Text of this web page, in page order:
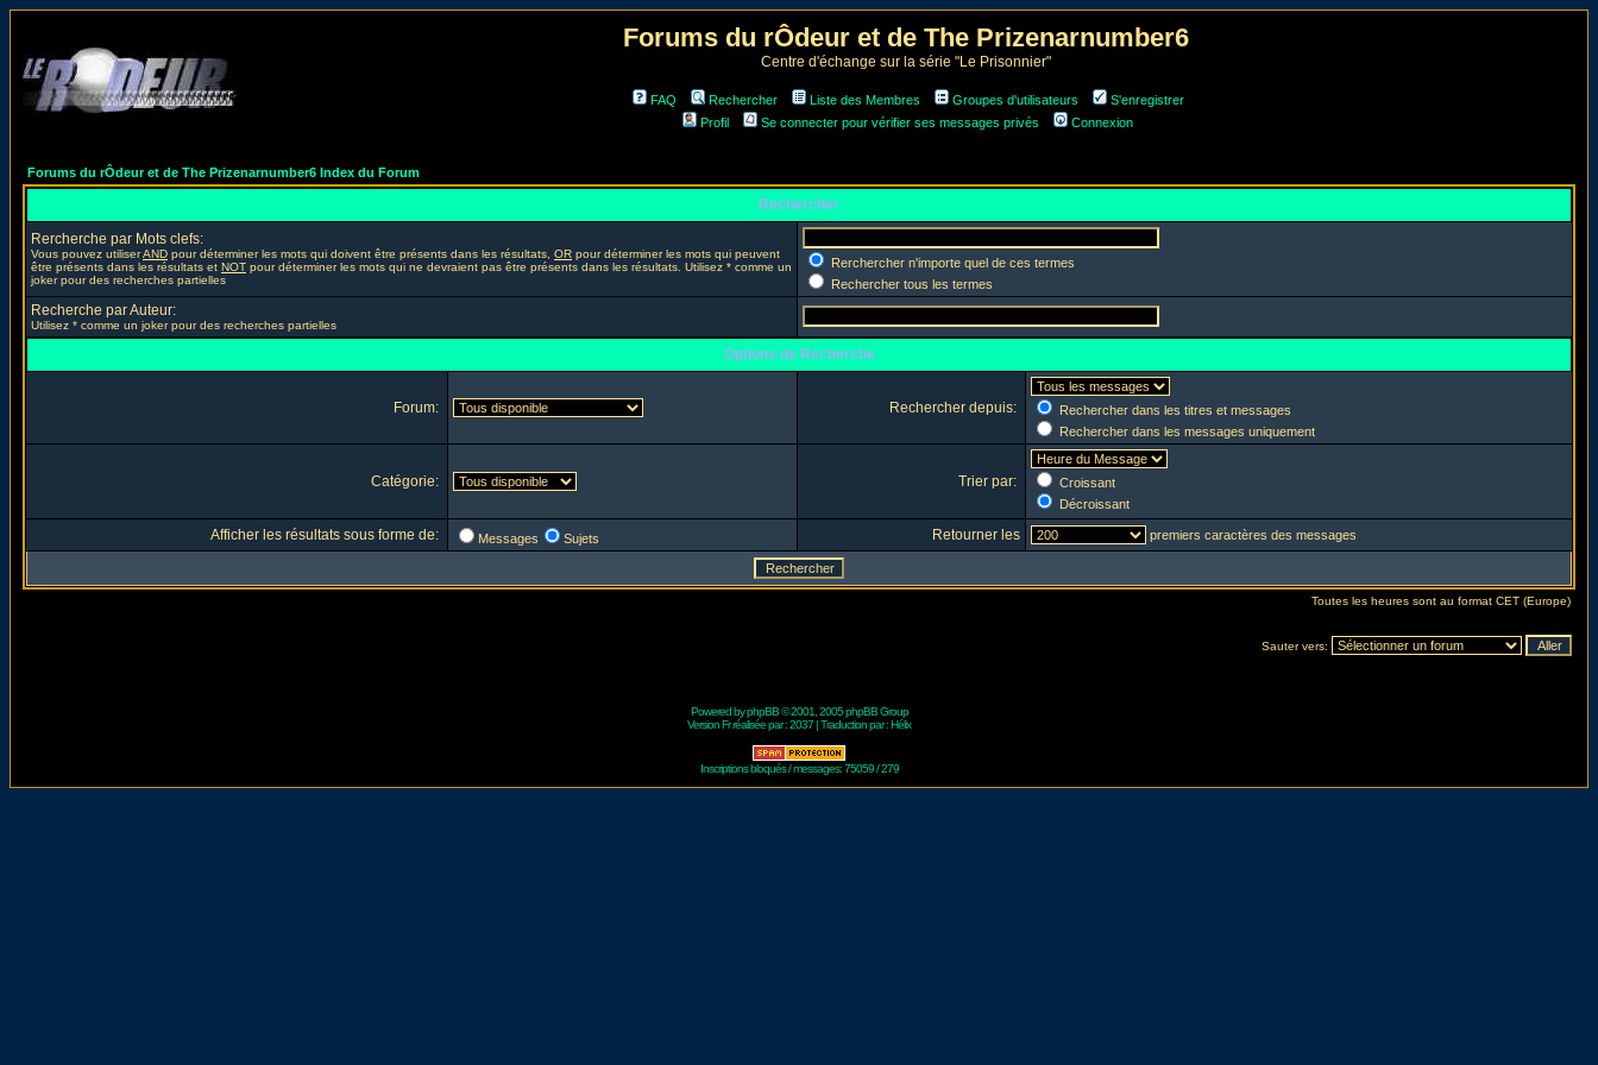
Forums du rÔdeur et de The Prizenarnumber6
Centre d'échange sur la série "Le Prisonnier"
FAQ Rechercher Liste des Membres Groupes d'utilisateurs
S'enregistrer
Profil
Se connecter pour vérifier ses messages privés Connexion
Forums du rÔdeur et de The Prizenarnumber6 Index du Forum
Rechercher
Rercherche par Mots clefs:
Vous pouvez utiliserAND pour déterminer les mots qui doivent être présents dans les résultats, OR pour déterminer les mots qui peuvent
être présents dans les résultats et NOT pour déterminer les mots qui ne devraient pas être présents dans les résultats. Utilisez * comme un
joker pour des recherches partielles
Rerchercher n'importe quel de ces termes
Rechercher tous les termes
Recherche par Auteur:
Utilisez * comme un joker pour des recherches partielles
Options de Recherche
Forum: Rechercher depuis:
Rechercher dans les titres et messages
Rechercher dans les messages uniquement
Catégorie: Trier par:
Croissant
Décroissant
Afficher les résultats sous forme de: Messages Sujets Retourner les premiers caractères des messages
Toutes les heures sont au format CET (Europe)
Sauter vers:
Powered byphpBB© 2001, 2005 phpBB Group
Version Fr réalisée par :2037 | Traduction par :Hélix
Inscriptions bloqués / messages: 75059 / 279